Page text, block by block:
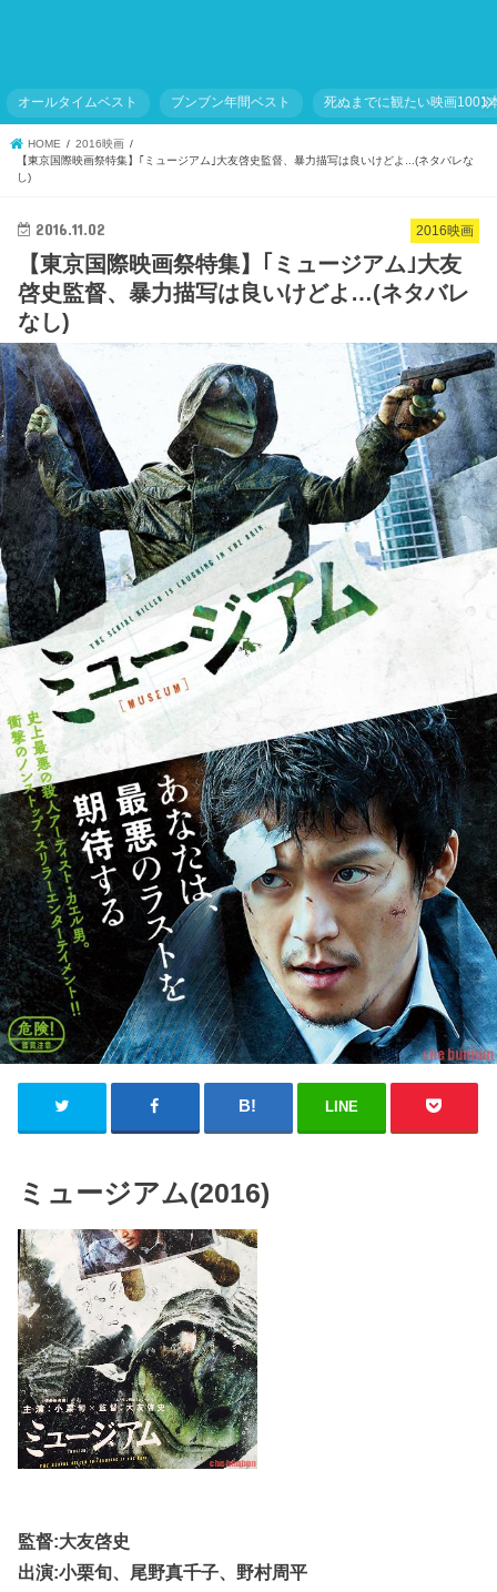
オールタイムベスト ブンブン年間ベスト 死ぬまでに観たい映画1001
HOME
2016映画
【東京国際映画祭特集】｢ミュージアム｣大友啓史監督、暴力描写は良いけどよ...(ネタバレな
し)
2016映画
2016.11.02
【東京国際映画祭特集】｢ミュージアム｣大友
啓史監督、暴力描写は良いけどよ…(ネタバレ
なし)
LINE
ミュージアム(2016)
監督:大友啓史
出演:小栗旬、尾野真千子、野村周平